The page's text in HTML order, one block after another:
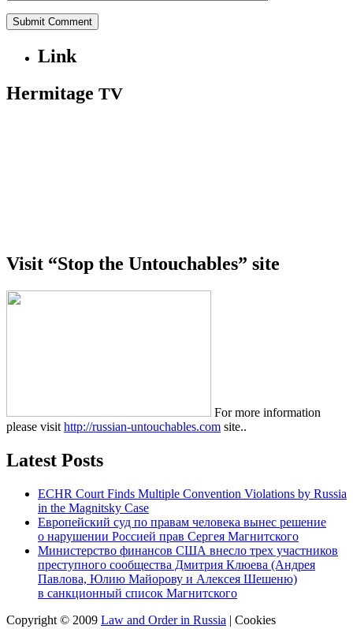
Link
Hermitage TV
Visit “Stop the Untouchables” site
For more information
please visit http://russian-untouchables.com site..
Latest Posts
ECHR Court Finds Multiple Convention Violations by Russia
in the Magnitsky Case
Европейский суд по правам человека вынес решение
о нарушении Россией прав Сергея Магнитского
Министерство финансов США внесло трех участников
преступного сообщества Дмитрия Клюева (Андрея
Павлова, Юлию Майорову и Алексея Шешеню)
в санкционный список Магнитского
Copyright © 2009 Law and Order in Russia | Cookies